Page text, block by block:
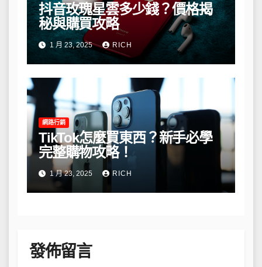
抖音玫瑰星雲多少錢？價格揭
秘與購買攻略
1 月 23, 2025 RICH
網路行銷
TikTok怎麼買東西？新手必學
完整購物攻略！
1 月 23, 2025 RICH
發佈留言